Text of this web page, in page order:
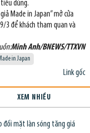
dùng.
Made in Japan” mở cửa
3 để khách tham quan và
Minh Anh/BNEWS/TTXVN
in Japan
Link gốc
XEM NHIỀU
đối mặt làn sóng tăng giá